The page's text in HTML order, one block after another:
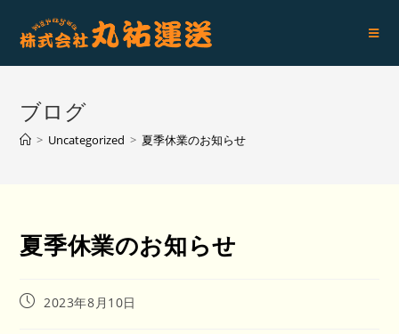
ブログ
> Uncategorized > 夏季休業のお知らせ
夏季休業のお知らせ
2023年8月10日